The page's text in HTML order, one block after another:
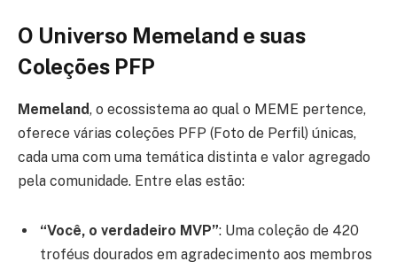
O Universo Memeland e suas
Coleções PFP
Memeland, o ecossistema ao qual o MEME pertence,
oferece várias coleções PFP (Foto de Perfil) únicas,
cada uma com uma temática distinta e valor agregado
pela comunidade. Entre elas estão:
“Você, o verdadeiro MVP”: Uma coleção de 420
troféus dourados em agradecimento aos membros